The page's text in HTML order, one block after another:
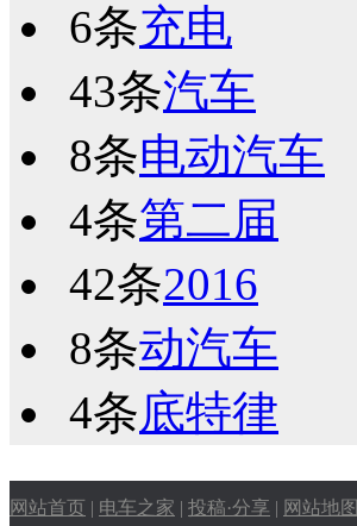
6条充电
43条汽车
8条电动汽车
4条第二届
42条2016
8条动汽车
4条底特律
网站首页 | 电车之家 | 投稿·分享 | 网站地图